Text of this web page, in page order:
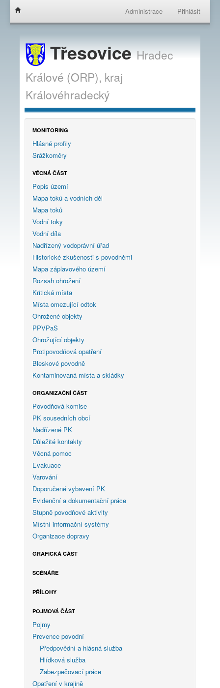
Administrace Přihlásit
TřesoviceHradec
Králové (ORP), kraj
Královéhradecký
MONITORING
Hlásné profily
Srážkoměry
VĚCNÁ ČÁST
Popis území
Mapa toků a vodních děl
Mapa toků
Vodní toky
Vodní díla
Nadřízený vodoprávní úřad
Historické zkušenosti s povodněmi
Mapa záplavového území
Rozsah ohrožení
Kritická místa
Místa omezující odtok
Ohrožené objekty
PPVPaS
Ohrožující objekty
Protipovodňová opatření
Bleskové povodně
Kontaminovaná místa a skládky
ORGANIZAČNÍ ČÁST
Povodňová komise
PK sousedních obcí
Nadřízené PK
Důležité kontakty
Věcná pomoc
Evakuace
Varování
Doporučené vybavení PK
Evidenční a dokumentační práce
Stupně povodňové aktivity
Místní informační systémy
Organizace dopravy
GRAFICKÁ ČÁST
SCÉNÁŘE
PŘÍLOHY
POJMOVÁ ČÁST
Pojmy
Prevence povodní
Předpovědní a hlásná služba
Hlídková služba
Zabezpečovací práce
Opatření v krajině